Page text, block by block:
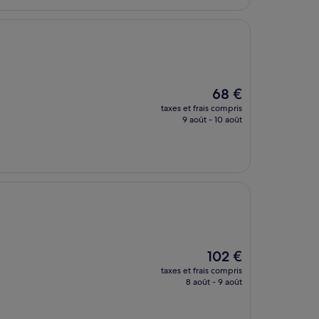
Le
nouveau
prix
68 €
taxes et frais compris
9 août - 10 août
Le
nouveau
prix
102 €
taxes et frais compris
8 août - 9 août